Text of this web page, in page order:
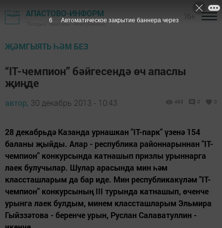
АПАСТОВО-ИНФОРМ
"Йолдыз" газетасы - Апас районы
ҖӘМГЫЯТЬ ҺӘМ БЕЗ
“IT-чемпион” бәйгесендә өч апаслы
җиңде
автор, 30 декабрь 2013 - 10:43 463 0 0
28 декабрьдә Казанда урнашкан "IT-парк" үзенә 154
баланы җыйды. Алар - республика районнарыннан "IT-
чемпион" конкурсында катнашып призлы урыннарга
лаек булучылар. Шулар арасында мин һәм
классташларым да бар иде. Мин республикакүләм "IT-
чемпион" конкурсының III турында катнашып, өченче
урынга лаек булдым, минем классташларым Эльмира
Гыйззәтова - беренче урын, Руслан Салаватуллин -
5 Автоматическое закрытие баннера через